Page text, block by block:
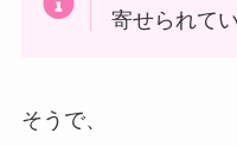
寄せられて
そうで、